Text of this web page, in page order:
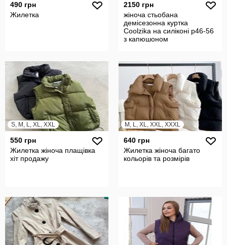
490 грн
Жилетка
2150 грн
жіноча стьобана
демісезонна куртка
Coolzika на силіконі р46-56
з капюшоном
S, M, L, XL, XXL
550 грн
Жилетка жіноча плащівка
хіт продажу
M, L, XL, XXL, XXXL
640 грн
Жилетка жіноча багато
кольорів та розмірів